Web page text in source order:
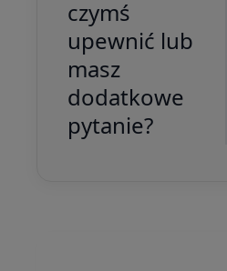
czymś
upewnić lub
masz
dodatkowe
pytanie?